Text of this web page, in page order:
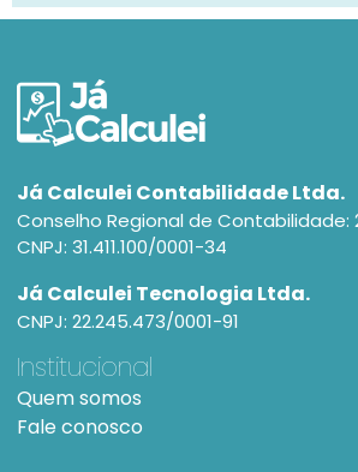
Já Calculei Contabilidade Ltda.
Conselho Regional de Contabilidade:
CNPJ: 31.411.100/0001-34
Já Calculei Tecnologia Ltda.
CNPJ: 22.245.473/0001-91
Institucional
Quem somos
Fale conosco